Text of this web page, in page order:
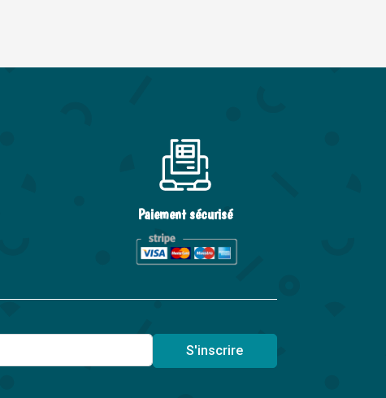
Paiement sécurisé
S'inscrire